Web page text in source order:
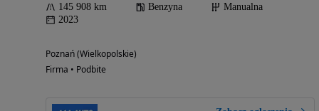
145 908 km Benzyna
Manualna
2023
Poznań (Wielkopolskie)
Firma • Podbite